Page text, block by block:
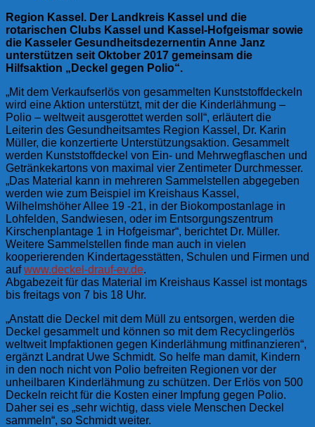
Region Kassel. Der Landkreis Kassel und die
rotarischen Clubs Kassel und Kassel-Hofgeismar sowie
die Kasseler Gesundheitsdezernentin Anne Janz
unterstützen seit Oktober 2017 gemeinsam die
Hilfsaktion „Deckel gegen Polio“.
„Mit dem Verkaufserlös von gesammelten Kunststoffdeckeln
wird eine Aktion unterstützt, mit der die Kinderlähmung –
Polio – weltweit ausgerottet werden soll“, erläutert die
Leiterin des Gesundheitsamtes Region Kassel, Dr. Karin
Müller, die konzertierte Unterstützungsaktion. Gesammelt
werden Kunststoffdeckel von Ein- und Mehrwegflaschen und
Getränkekartons von maximal vier Zentimeter Durchmesser.
„Das Material kann in mehreren Sammelstellen abgegeben
werden wie zum Beispiel im Kreishaus Kassel,
Wilhelmshöher Allee 19 -21, in der Biokompostanlage in
Lohfelden, Sandwiesen, oder im Entsorgungszentrum
Kirschenplantage 1 in Hofgeismar“, berichtet Dr. Müller.
Weitere Sammelstellen finde man auch in vielen
kooperierenden Kindertagesstätten, Schulen und Firmen und
aufwww.deckel-drauf-ev.de.
Abgabezeit für das Material im Kreishaus Kassel ist montags
bis freitags von 7 bis 18 Uhr.
„Anstatt die Deckel mit dem Müll zu entsorgen, werden die
Deckel gesammelt und können so mit dem Recyclingerlös
weltweit Impfaktionen gegen Kinderlähmung mitfinanzieren“,
ergänzt Landrat Uwe Schmidt. So helfe man damit, Kindern
in den noch nicht von Polio befreiten Regionen vor der
unheilbaren Kinderlähmung zu schützen. Der Erlös von 500
Deckeln reicht für die Kosten einer Impfung gegen Polio.
Daher sei es „sehr wichtig, dass viele Menschen Deckel
sammeln“, so Schmidt weiter.